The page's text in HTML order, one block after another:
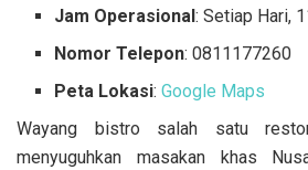
Jam Operasional: Setiap Hari,
Nomor Telepon: 0811177260
Peta Lokasi:Google Maps
Wayang bistro salah satu
menyuguhkan masakan khas